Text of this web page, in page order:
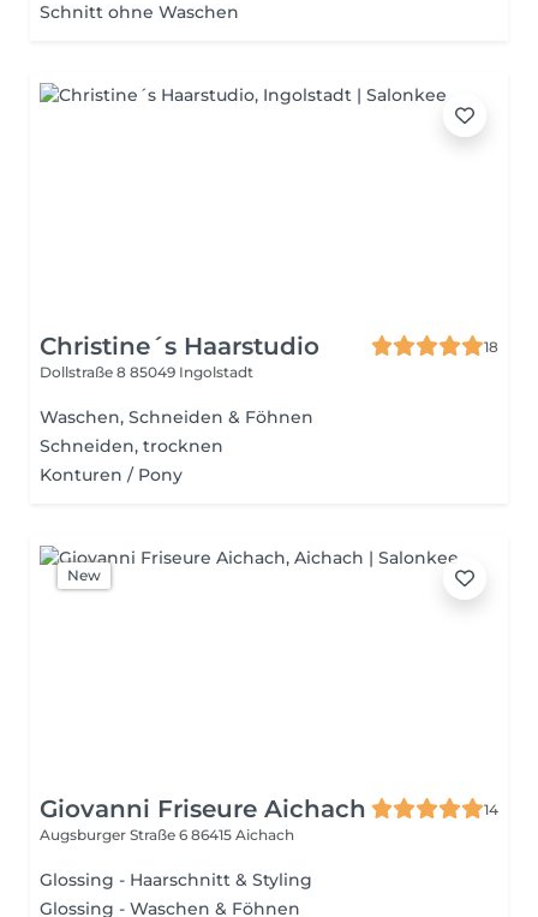
Schnitt ohne Waschen
Christine´s Haarstudio
18
Dollstraße 8 85049 Ingolstadt
Waschen, Schneiden & Föhnen
Schneiden, trocknen
Konturen / Pony
New
Giovanni Friseure Aichach
14
Augsburger Straße 6 86415 Aichach
Glossing - Haarschnitt & Styling
Glossing - Waschen & Föhnen